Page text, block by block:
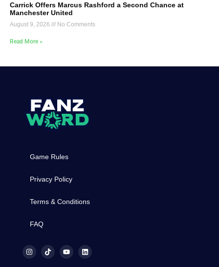
Carrick Offers Marcus Rashford a Second Chance at
Manchester United
August 9, 2026 No Comments
Read More »
Game Rules
Privacy Policy
Terms & Conditions
FAQ